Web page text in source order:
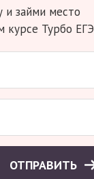
и займи место
курсе Турбо ЕГЭ
ОТПРАВИТЬ